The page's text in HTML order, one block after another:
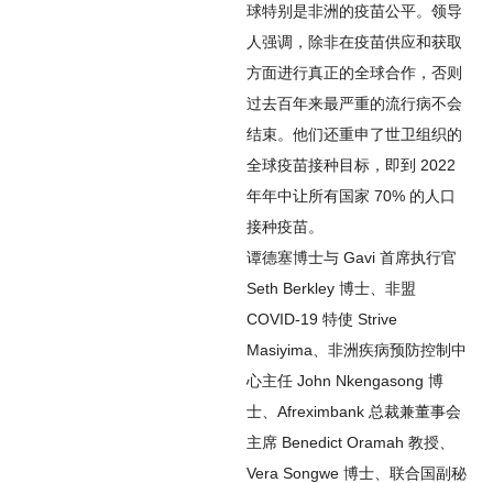
球特别是非洲的疫苗公平。领导
人强调，除非在疫苗供应和获取
方面进行真正的全球合作，否则
过去百年来最严重的流行病不会
结束。他们还重申了世卫组织的
全球疫苗接种目标，即到 2022
年年中让所有国家 70% 的人口
接种疫苗。
谭德塞博士与 Gavi 首席执行官
Seth Berkley 博士、非盟
COVID-19 特使 Strive
Masiyima、非洲疾病预防控制中
心主任 John Nkengasong 博
士、Afreximbank 总裁兼董事会
主席 Benedict Oramah 教授、
Vera Songwe 博士、联合国副秘